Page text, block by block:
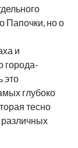
Папочки, но о
и
города-
это
глубоко
тесно
различных